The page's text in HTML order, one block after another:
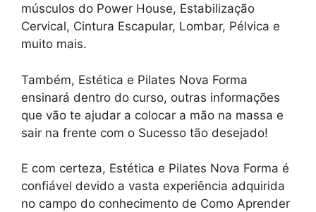
músculos do Power House, Estabilização
Cervical, Cintura Escapular, Lombar, Pélvica e
muito mais.
Também, Estética e Pilates Nova Forma
ensinará dentro do curso, outras informações
que vão te ajudar a colocar a mão na massa e
sair na frente com o Sucesso tão desejado!
E com certeza, Estética e Pilates Nova Forma é
confiável devido a vasta experiência adquirida
no campo do conhecimento de Como Aprender